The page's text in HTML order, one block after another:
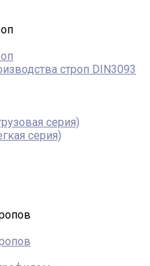
строп DIN3093
серия)
серия)